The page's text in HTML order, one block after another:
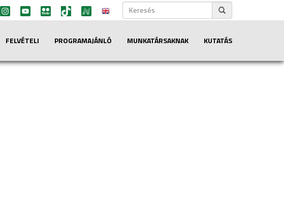
FELVÉTELI PROGRAMAJÁNLÓ MUNKATÁRSAKNAK KUTATÁS